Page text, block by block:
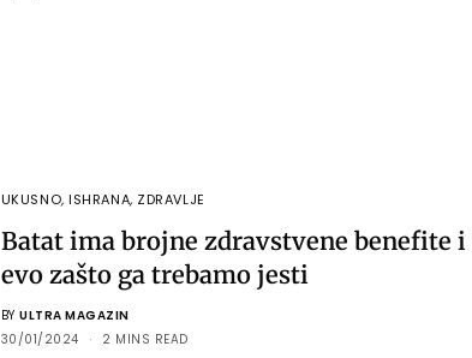
UKUSNO,ISHRANA, ZDRAVLJE
Batat ima brojne zdravstvene benefite i
evo zašto ga trebamo jesti
BY ULTRA MAGAZIN
30/01/2024
2 MINS READ